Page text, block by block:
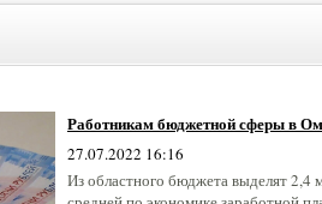
Работникам бюджетной сферы в
27.07.2022 16:16
Из областного бюджета выделят 2,4